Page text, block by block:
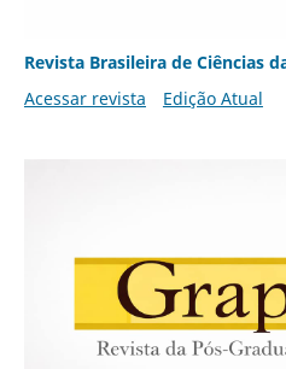
Revista Brasileira de Ciências
Acessar revista
Edição Atual